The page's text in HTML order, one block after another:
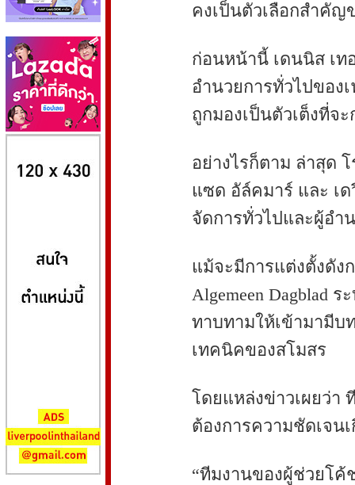
คงเป็นตัวเลือกสำคัญ
ก่อนหน้านี้ เดนนิส เท
อำนวยการทั่วไปของ
ถูกมองเป็นตัวเต็งที่จ
อย่างไรก็ตาม ล่าสุด
แซด อัล์คมาร์ และ เ
จัดการทั่วไปและผู้อำ
แม้จะมีการแต่งตั้งดัง
Algemeen Dagblad
ทาบทามให้เข้ามามีบ
เทคนิคของสโมสร
โดยแหล่งข่าวเผยว่า
ต้องการความชัดเจน
“ทีมงานของผู้ช่วยโค้